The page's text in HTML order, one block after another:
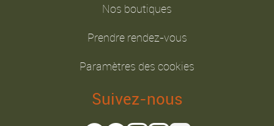
Nos boutiques
Prendre rendez-vous
Paramètres des cookies
Suivez-nous